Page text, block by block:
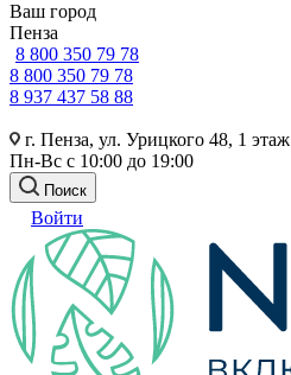
Ваш город
Пенза
8 800 350 79 78
8 800 350 79 78
8 937 437 58 88
г. Пенза, ул. Урицкого 48, 1 этаж
Пн-Вс с 10:00 до 19:00
Поиск
Войти